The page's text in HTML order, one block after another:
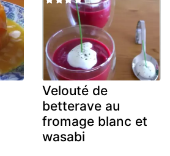
Velouté de
betterave au
fromage blanc et
wasabi